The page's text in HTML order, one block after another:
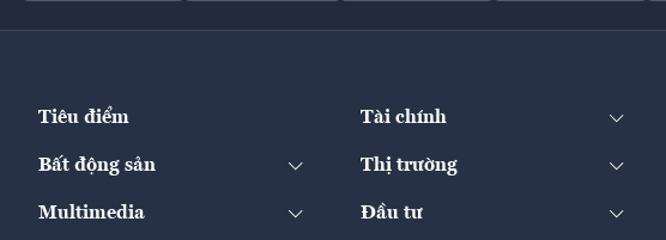
Tiêu điểm Tài chính
Bất động sản Thị trường
Multimedia Đầu tư